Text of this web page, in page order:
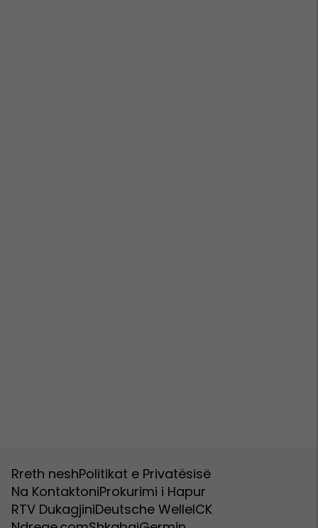
Rreth neshPolitikat e Privatësisë
Na KontaktoniProkurimi i Hapur
RTV DukagjiniDeutsche WelleICK